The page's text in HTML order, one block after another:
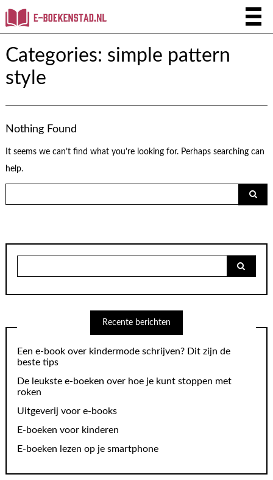
Categories: simple pattern
style
Nothing Found
It seems we can’t find what you’re looking for. Perhaps searching can
help.
Recente berichten
Een e-book over kindermode schrijven? Dit zijn de
beste tips
De leukste e-boeken over hoe je kunt stoppen met
roken
Uitgeverij voor e-books
E-boeken voor kinderen
E-boeken lezen op je smartphone